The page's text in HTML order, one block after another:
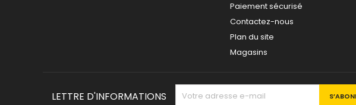
Paiement sécurisé
Contactez-nous
Plan du site
Magasins
LETTRE D'INFORMATIONS